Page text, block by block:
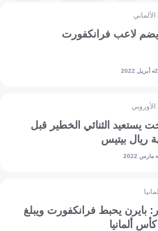
يضم لاعب فرانكفورت
2022
الأوروبي
يستعيد الثنائي الخطير قبل
ريال بيتيس
بايرن يحبط فرانكفورت ويبلغ
ألمانيا